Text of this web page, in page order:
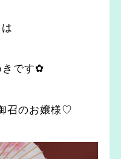
きです✿
召のお嬢様♡